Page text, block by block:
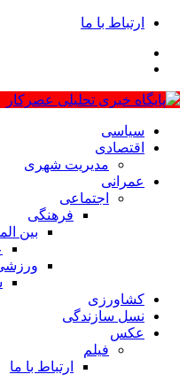
ارتباط با ما
سیاسی
اقتصادی
مدیریت شهری
عمرانی
اجتماعی
فرهنگی
بین
کشاورزی
نسل سازندگی
عکس
فیلم
ارتباط با ما